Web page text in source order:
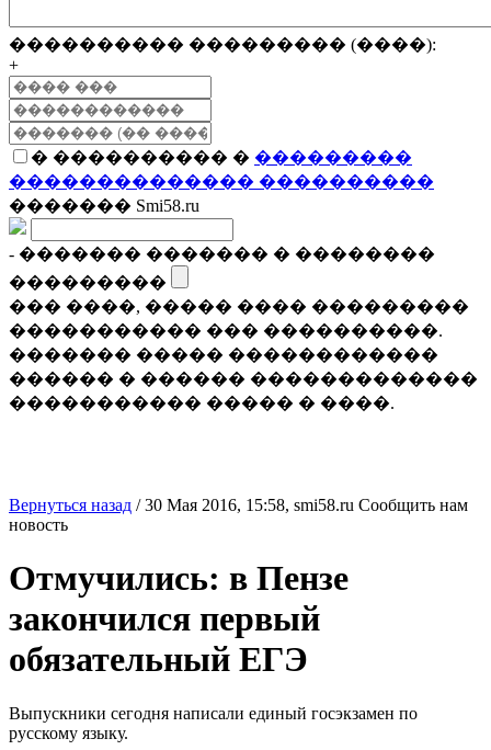
���������� ��������� (����):
+
� ���������� � ���������
�������������� ����������
������� Smi58.ru
- ������� ������� � ��������
���������
��� ����, ����� ���� ���������
����������� ��� ����������.
������� ����� ������������
������ � ������ �������������
����������� ����� � ����.
Вернуться назад /30 Мая 2016, 15:58, smi58.ru Сообщить нам
новость
Отмучились: в Пензе
закончился первый
обязательный ЕГЭ
Выпускники сегодня написали единый госэкзамен по
русскому языку.